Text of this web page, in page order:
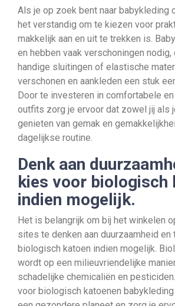
Als je op zoek bent naar babykleding
het verstandig om te kiezen voor
makkelijk aan en uit te trekken is.
en hebben vaak verschoningen
handige sluitingen of elastische
verschonen en aankleden een stuk
Door te investeren in comfortabele
outfits zorg je ervoor dat zowel jij als
genieten van gemak en
dagelijkse routine.
Denk aan
kies voor biologisch
indien mogelijk.
Het is belangrijk om bij het winkelen
sites te denken aan duurzaamheid
biologisch katoen indien mogelijk.
wordt op een milieuvriendelijke
schadelijke chemicaliën en
voor biologisch katoenen babykleding